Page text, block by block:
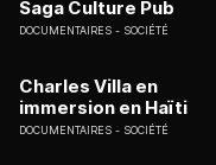
Saga Culture Pub
DOCUMENTAIRES SOCIÉTÉ
Charles Villa en
immersion en Haïti
DOCUMENTAIRES SOCIÉTÉ